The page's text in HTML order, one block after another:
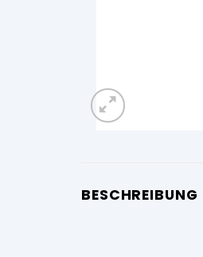
BESCHREIBUNG